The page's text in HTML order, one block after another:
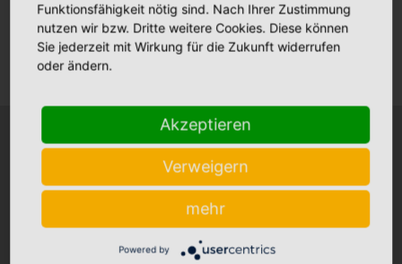
Klinikfinder
Krankenhäuser
Bonifatius Hospital Lingen
Stationäre Pflege
+Maria Anna Haus Lengerich
+St. Katharina Haus Thuine
Caritas Altenhilfe Emsland
Funktionsfähigkeit nötig sind. Nach Ihrer Zustimmung
nutzen wir bzw. Dritte weitere Cookies. Diese können
Sie jederzeit mit Wirkung für die Zukunft widerrufen
oder ändern.
Akzeptieren
Verweigern
mehr
Powered by